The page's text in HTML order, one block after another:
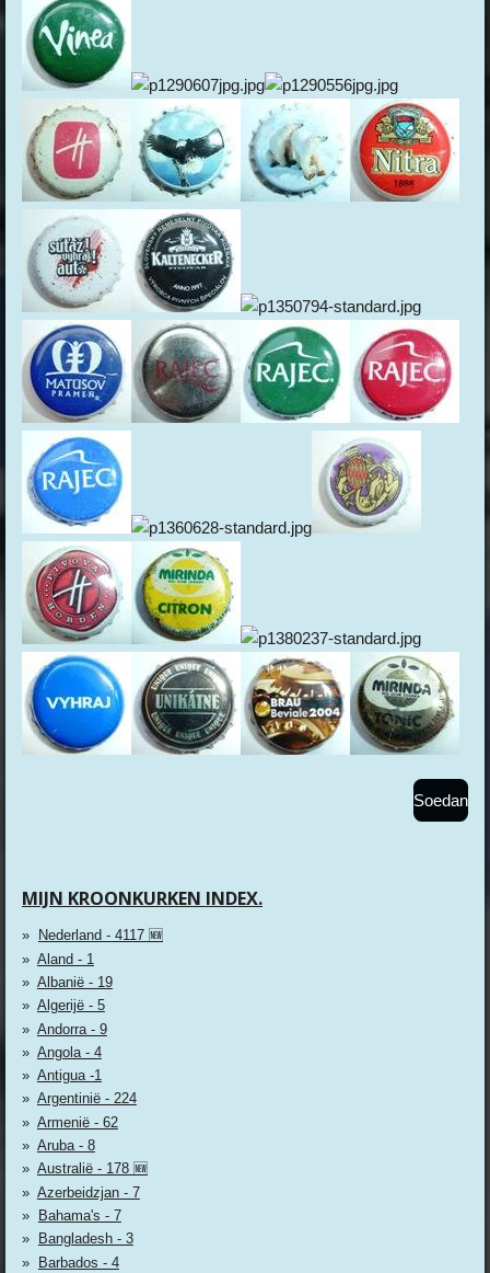
Soedan
MIJN KROONKURKEN INDEX.
Nederland - 4117 🆕
Aland - 1
Albanië - 19
Algerijë - 5
Andorra - 9
Angola - 4
Antigua -1
Argentinië - 224
Armenië - 62
Aruba - 8
Australië - 178 🆕
Azerbeidzjan - 7
Bahama's - 7
Bangladesh - 3
Barbados - 4